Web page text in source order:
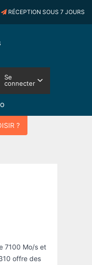
RÉCEPTION SOUS 7 JOURS
Se
connecter
?
7100 Mo/s et
offre des